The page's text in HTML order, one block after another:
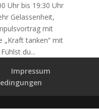
Uhr bis 19:30 Uhr
Gelassenheit,
mit
„Kraft tanken“ mit
du...
Impressum